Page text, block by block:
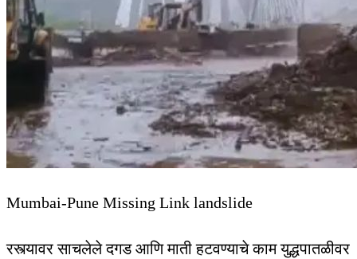
Mumbai-Pune Missing Link landslide
रस्त्यावर साचलेले दगड आणि माती हटवण्याचे काम युद्धपातळीवर